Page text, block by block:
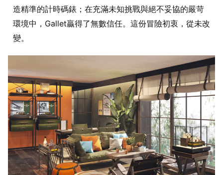
造精準的計時碼錶；在充滿未知挑戰與絕不妥協的嚴苛
環境中，Gallet贏得了無數信任。這份冒險初衷，從未改
變。